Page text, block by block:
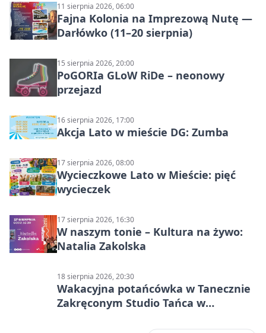
11 sierpnia 2026, 06:00
Fajna Kolonia na Imprezową Nutę —
Darłówko (11–20 sierpnia)
15 sierpnia 2026, 20:00
PoGORIa GLoW RiDe – neonowy
przejazd
16 sierpnia 2026, 17:00
Akcja Lato w mieście DG: Zumba
17 sierpnia 2026, 08:00
Wycieczkowe Lato w Mieście: pięć
wycieczek
17 sierpnia 2026, 16:30
W naszym tonie – Kultura na żywo:
Natalia Zakolska
18 sierpnia 2026, 20:30
Wakacyjna potańcówka w Tanecznie
Zakręconym Studio Tańca w